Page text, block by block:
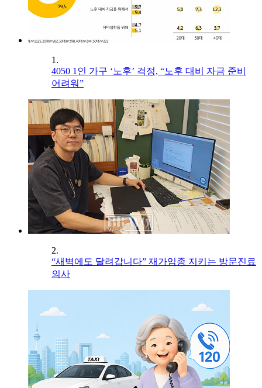
1.
4050 1인 가구 ‘노후’ 걱정, “노후 대비 자금 준비
어려워”
2.
“새벽에도 달려갑니다” 재가임종 지키는 방문진료
의사